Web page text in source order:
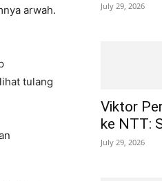
arwah.
tulang
July 29, 2026
Viktor
ke NTT:
July 29, 2026